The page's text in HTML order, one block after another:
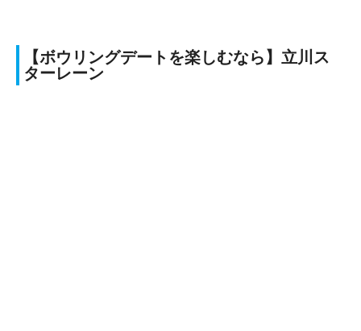
【ボウリングデートを楽しむなら】立川ス
ターレーン